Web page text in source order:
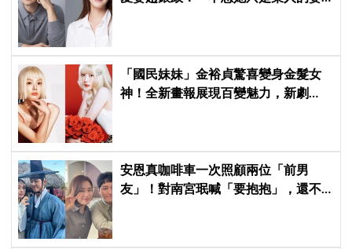
「國民妹妹」金裕貞驚喜變身金髮女
神！全新畫報展現百變魅力，新劇
安恩真咖啡車一次照顧兩位「前男
友」！對南宮珉喊「要抱抱」，還不